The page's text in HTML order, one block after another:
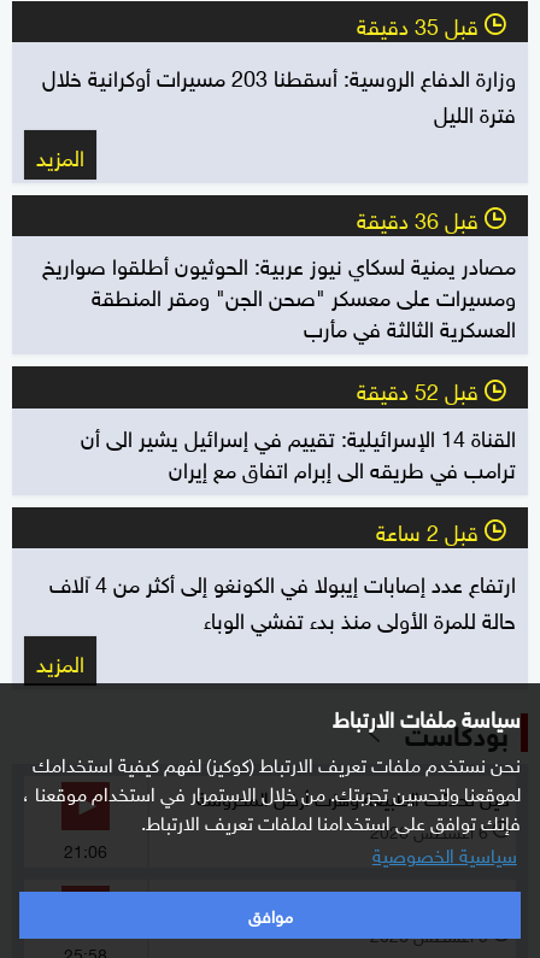
سياسة ملفات الارتباط
نحن نستخدم ملفات تعريف الارتباط (كوكيز) لفهم كيفية استخدامك
لموقعنا ولتحسين تجربتك. من خلال الاستمرار في استخدام موقعنا ،
فإنك توافق على استخدامنا لملفات تعريف الارتباط.
سياسية الخصوصية
موافق
l قبل 35 دقيقة
وزارة الدفاع الروسية: أسقطنا 203 مسيرات أوكرانية خلال
فترة الليل
المزيد
l قبل 36 دقيقة
مصادر يمنية لسكاي نيوز عربية: الحوثيون أطلقوا صواريخ
ومسيرات على معسكر "صحن الجن" ومقر المنطقة
العسكرية الثالثة في مأرب
l قبل 52 دقيقة
القناة 14 الإسرائيلية: تقييم في إسرائيل يشير الى أن
ترامب في طريقه الى إبرام اتفاق مع إيران
l قبل 2 ساعة
ارتفاع عدد إصابات إيبولا في الكونغو إلى أكثر من 4 آلاف
حالة للمرة الأولى منذ بدء تفشي الوباء
المزيد
بودكاست
حين تحدثت الطبيعة وهزت أرض المحروسة
l 6 أغسطس 2026
21:06
"السلطان المصري" في طرابزون التركي
5 أغسطس 2026